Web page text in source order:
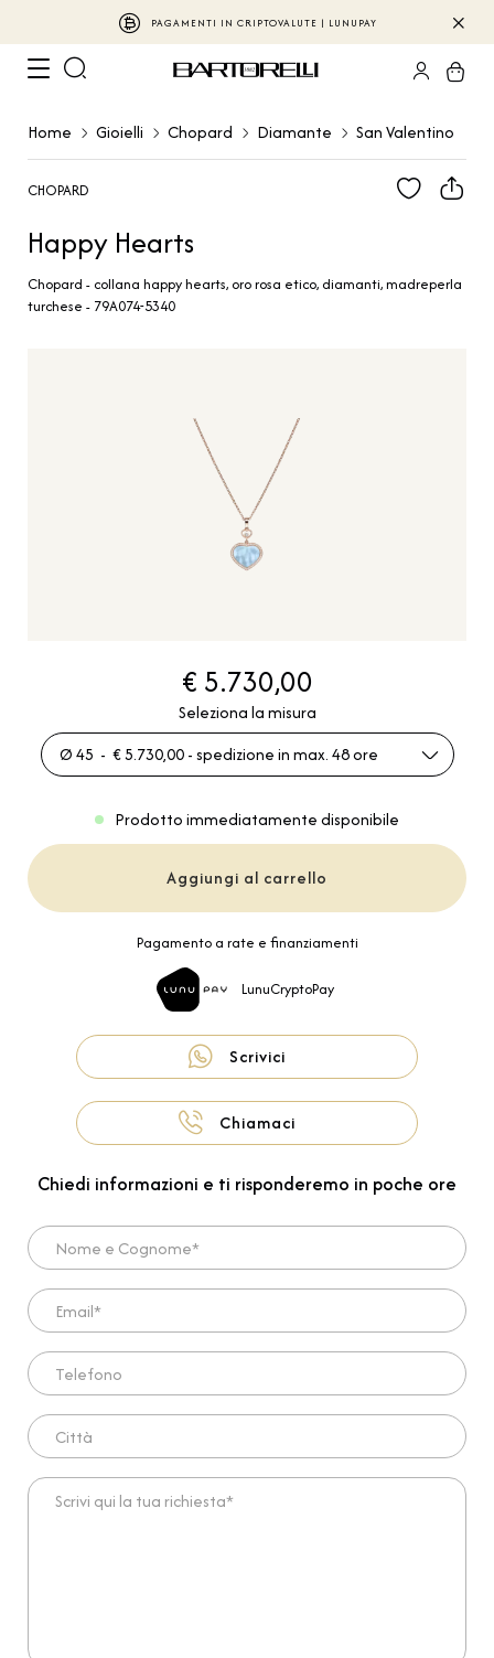
PAGAMENTI IN CRIPTOVALUTE | LUNUPAY
Home Gioielli Chopard Diamante San Valentino
CHOPARD
Happy Hearts
Chopard - collana happy hearts, oro rosa etico, diamanti, madreperla
turchese - 79A074-5340
€ 5.730,00
Seleziona la misura
Ø 45 - € 5.730,00 - spedizione in max. 48 ore
Prodotto immediatamente disponibile
Aggiungi al carrello
Pagamento a rate e finanziamenti
LunuCryptoPay
Scrivici
Chiamaci
Chiedi informazioni e ti risponderemo in poche ore
Nome e Cognome*
Email*
Telefono
Città
Scrivi qui la tua richiesta*